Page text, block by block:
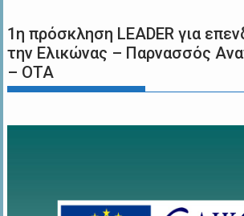
1η πρόσκληση LEADER για
την Ελικώνας – Παρνασσός
– ΟΤΑ